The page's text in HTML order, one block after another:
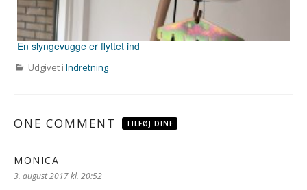
En slyngevugge er flyttet ind
Udgivet i Indretning
ONE COMMENT TILFØJ DINE
MONICA
3. august 2017 kl. 20:52